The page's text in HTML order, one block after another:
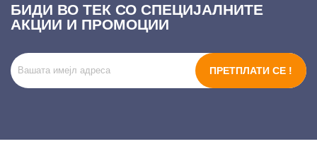
БИДИ ВО ТЕК СО СПЕЦИЈАЛНИТЕ
АКЦИИ И ПРОМОЦИИ
ПРЕТПЛАТИ СЕ !